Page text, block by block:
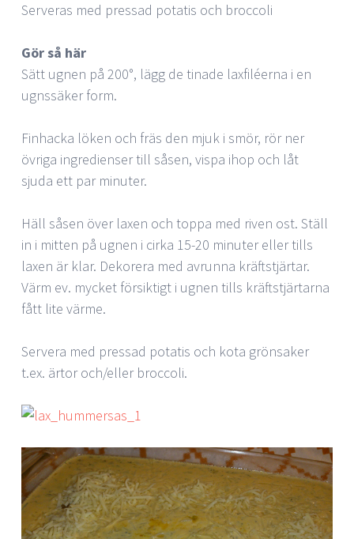
Serveras med pressad potatis och broccoli
Gör så här
Sätt ugnen på 200°, lägg de tinade laxfiléerna i en
ugnssäker form.
Finhacka löken och fräs den mjuk i smör, rör ner
övriga ingredienser till såsen, vispa ihop och låt
sjuda ett par minuter.
Häll såsen över laxen och toppa med riven ost. Ställ
in i mitten på ugnen i cirka 15-20 minuter eller tills
laxen är klar. Dekorera med avrunna kräftstjärtar.
Värm ev. mycket försiktigt i ugnen tills kräftstjärtarna
fått lite värme.
Servera med pressad potatis och kota grönsaker
t.ex. ärtor och/eller broccoli.